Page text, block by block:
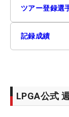
ツアー登録選
記録成績
LPGA公式